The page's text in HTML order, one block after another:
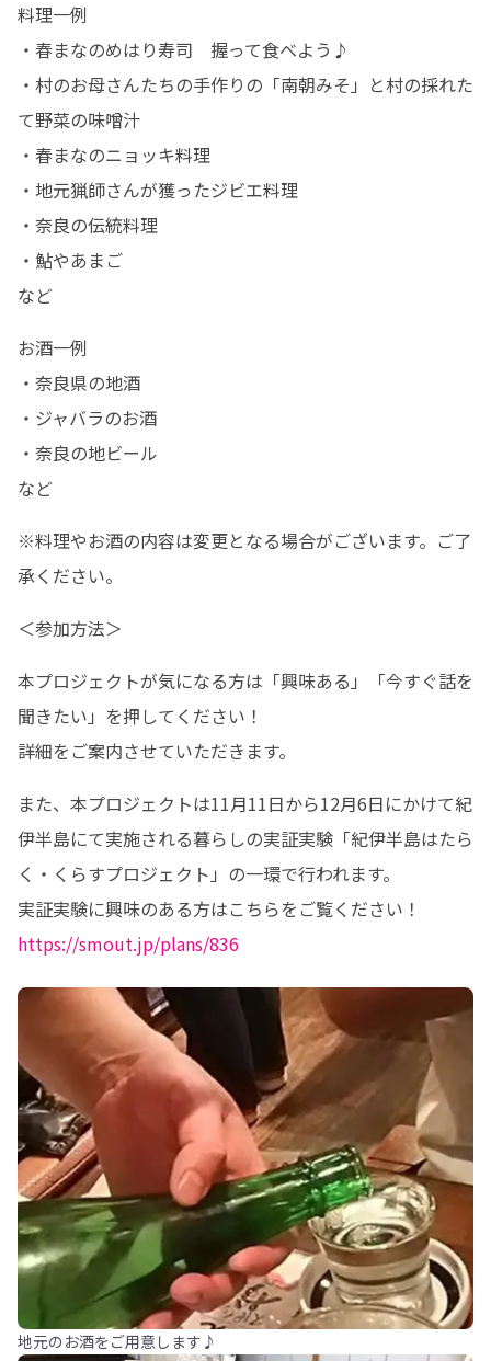
料理一例
・春まなのめはり寿司　握って食べよう♪
・村のお母さんたちの手作りの「南朝みそ」と村の採れた
て野菜の味噌汁
・春まなのニョッキ料理
・地元猟師さんが獲ったジビエ料理
・奈良の伝統料理
・鮎やあまご
など
お酒一例
・奈良県の地酒
・ジャバラのお酒
・奈良の地ビール
など
※料理やお酒の内容は変更となる場合がございます。ご了
承ください。
＜参加方法＞
本プロジェクトが気になる方は「興味ある」「今すぐ話を
聞きたい」を押してください！
詳細をご案内させていただきます。
また、本プロジェクトは11月11日から12月6日にかけて紀
伊半島にて実施される暮らしの実証実験「紀伊半島はたら
く・くらすプロジェクト」の一環で行われます。
https://smout.jp/plans/836
地元のお酒をご用意します♪